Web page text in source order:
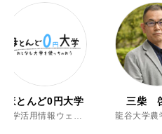
ほとんど0円大学
大学活用情報ウェブマガジン
三柴